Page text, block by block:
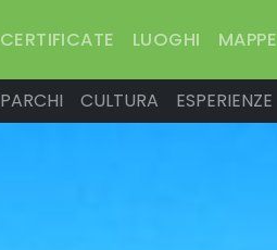
CERTIFICATE LUOGHI MAPPE
PARCHI CULTURA ESPERIENZE